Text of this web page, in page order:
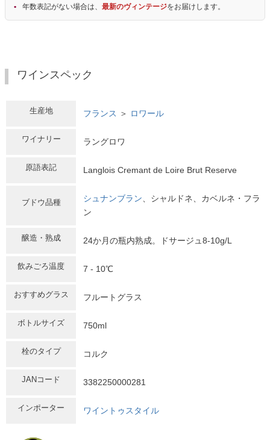
年数表記がない場合は、 最新のヴィンテージをお届けします。
ワインスペック
生産地 フランス ＞ ロワール
ワイナリー ラングロワ
原語表記 Langlois Cremant de Loire Brut Reserve
ブドウ品種 シュナンブラン 、シャルドネ、カベルネ・フラ
ン
醸造・熟成 24か月の瓶内熟成。ドサージュ8-10g/L
飲みごろ温度 7 - 10℃
おすすめグラス フルートグラス
ボトルサイズ 750ml
栓のタイプ コルク
JANコード 3382250000281
インポーター ワイントゥスタイル